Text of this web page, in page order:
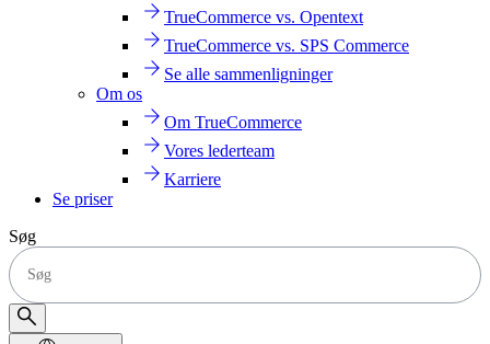
TrueCommerce vs. Opentext
TrueCommerce vs. SPS Commerce
Se alle sammenligninger
Om os
Om TrueCommerce
Vores lederteam
Karriere
Se priser
Søg